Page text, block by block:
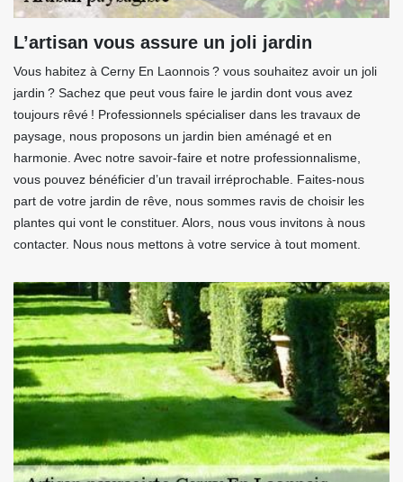
L’artisan vous assure un joli jardin
Vous habitez à Cerny En Laonnois ? vous souhaitez avoir un joli
jardin ? Sachez que peut vous faire le jardin dont vous avez
toujours rêvé ! Professionnels spécialiser dans les travaux de
paysage, nous proposons un jardin bien aménagé et en
harmonie. Avec notre savoir-faire et notre professionnalisme,
vous pouvez bénéficier d’un travail irréprochable. Faites-nous
part de votre jardin de rêve, nous sommes ravis de choisir les
plantes qui vont le constituer. Alors, nous vous invitons à nous
contacter. Nous nous mettons à votre service à tout moment.